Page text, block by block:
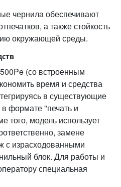
чернила обеспечивают
а также стойкость
окружающей среды.
(со встроенным
время и средства
в существующие
формате "печать и
того, модель использует
замене
с израсходованными
блок. Для работы и
специальная